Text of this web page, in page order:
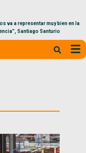
a representar muy bien en la
Santiago Santurio